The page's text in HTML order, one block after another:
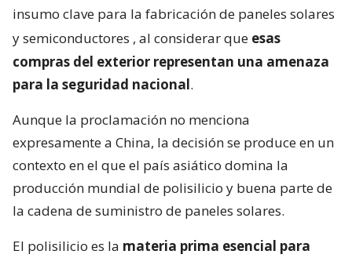
insumo clave para la fabricación de paneles solares
y semiconductores , al considerar que esas
compras del exterior representan una amenaza
para la seguridad nacional.
Aunque la proclamación no menciona
expresamente a China, la decisión se produce en un
contexto en el que el país asiático domina la
producción mundial de polisilicio y buena parte de
la cadena de suministro de paneles solares.
El polisilicio es la materia prima esencial para